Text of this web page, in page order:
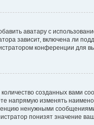
аватару с
зависит, включена ли
конференции для
созданных вами
напрямую изменять
ненужными
понизят значение